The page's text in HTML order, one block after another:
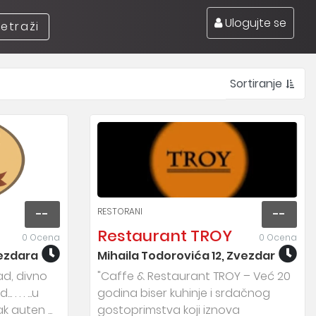
Ulogujte se
Sortiranje
--
0 Ocena
divno
. . . ...u
auten ...
--
0 Ocena
RESTORANI
Restaurant TROY
Mihaila Todorovića 12, Zvezdara
"Caffe & Restaurant TROY – Već 20
godina biser kuhinje i srdačnog
gostoprimstva koji iznova